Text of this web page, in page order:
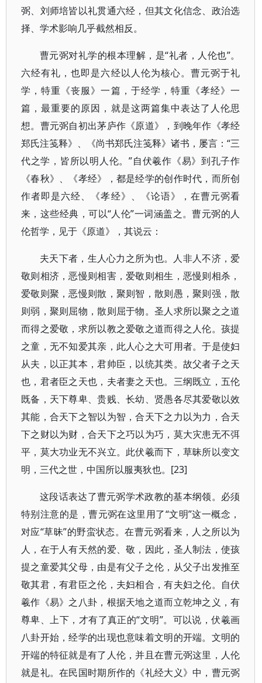
弼、刘师培皆以礼贯通六经，但其文化信念、政治选
择、学术影响几乎截然相反。
曹元弼对礼学的根本理解，是“礼者，人伦也”。
六经有礼，也即是六经以人伦为核心。曹元弼于礼
学，特重《丧服》一篇，于经学，特重《孝经》一
篇，最重要的原因，就是这两篇集中表达了人伦思
想。曹元弼自初出茅庐作《原道》，到晚年作《孝经
郑氏注笺释》、《尚书郑氏注笺释》诸书，屡言：“三
代之学，皆所以明人伦。”自伏羲作《易》到孔子作
《春秋》、《孝经》，都是经学的创作时代，而所创
作者即是六经、《孝经》、《论语》，在曹元弼看
来，这些经典，可以“人伦”一词涵盖之。曹元弼的人
伦哲学，见于《原道》，其说云：
夫天下者，生人心力之所为也。人非人不济，爱
敬则相济，恶慢则相害，爱敬则相生，恶慢则相杀，
爱敬则聚，恶慢则散，聚则智，散则愚，聚则强，散
则弱，聚则屈物，散则屈于物。圣人求所以聚之之道
而得之爱敬，求所以教之爱敬之道而得之人伦。孩提
之童，无不知爱其亲，此人心之大可用者。于是使妇
从夫，以正其本，君帅臣，以统其类。故父者子之天
也，君者臣之天也，夫者妻之天也。三纲既立，五伦
既备，天下尊卑、贵贱、长幼、贤愚各尽其爱敬以效
其能，合天下之智以为智，合天下之力以为力，合天
下之财以为财，合天下之巧以为巧，莫大灾患无不弭
平，莫大功业无不兴立。此伏羲而下，草昧所以变文
明，三代之世，中国所以服夷狄也。[23]
这段话表达了曹元弼学术政教的基本纲领。必须
特别注意的是，曹元弼在这里用了“文明”这一概念，
对应“草昧”的野蛮状态。在曹元弼看来，人之所以为
人，在于人有天然的爱、敬，因此，圣人制法，使孩
提之童爱其父母，由是有父子之伦，从父子出发推至
敬其君，有君臣之伦，夫妇相合，有夫妇之伦。自伏
羲作《易》之八卦，根据天地之道而立乾坤之义，有
尊卑、上下，才有了真正的“文明”。可以说，伏羲画
八卦开始，经学的出现也意味着文明的开端。文明的
开端的特征就是有了人伦，并且在曹元弼这里，人伦
就是礼。在民国时期所作的《礼经大义》中，曹元弼